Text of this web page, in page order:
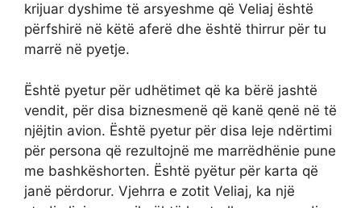
krijuar dyshime të arsyeshme që Veliaj është
përfshirë në këtë aferë dhe është thirrur për tu
marrë në pyetje.
Është pyetur për udhëtimet që ka bërë jashtë
vendit, për disa biznesmenë që kanë qenë në të
njëjtin avion. Është pyetur për disa leje ndërtimi
për persona që rezultojnë me marrëdhënie pune
me bashkëshorten. Është pyëtur për karta që
janë përdorur. Vjehrra e zotit Veliaj, ka një